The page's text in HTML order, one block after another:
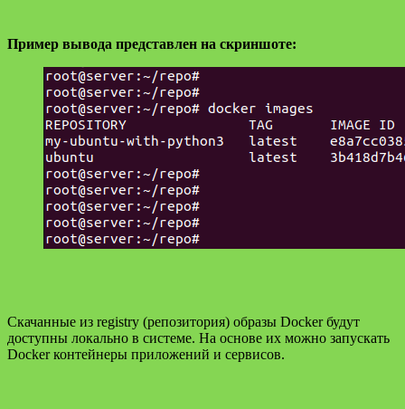
Пример вывода представлен на скриншоте:
Скачанные из registry (репозитория) образы Docker будут
доступны локально в системе. На основе их можно запускать
Docker контейнеры приложений и сервисов.